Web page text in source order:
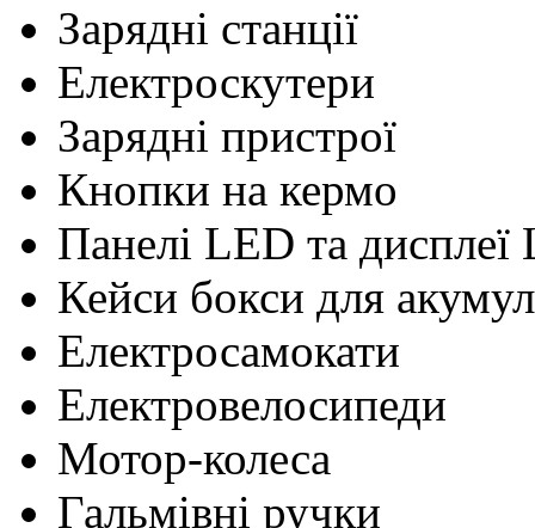
Зарядні станції
Електроскутери
Зарядні пристрої
Кнопки на кермо
Панелі LED та дисплеї
Кейси бокси для
Електросамокати
Електровелосипеди
Мотор-колеса
Гальмівні ручки